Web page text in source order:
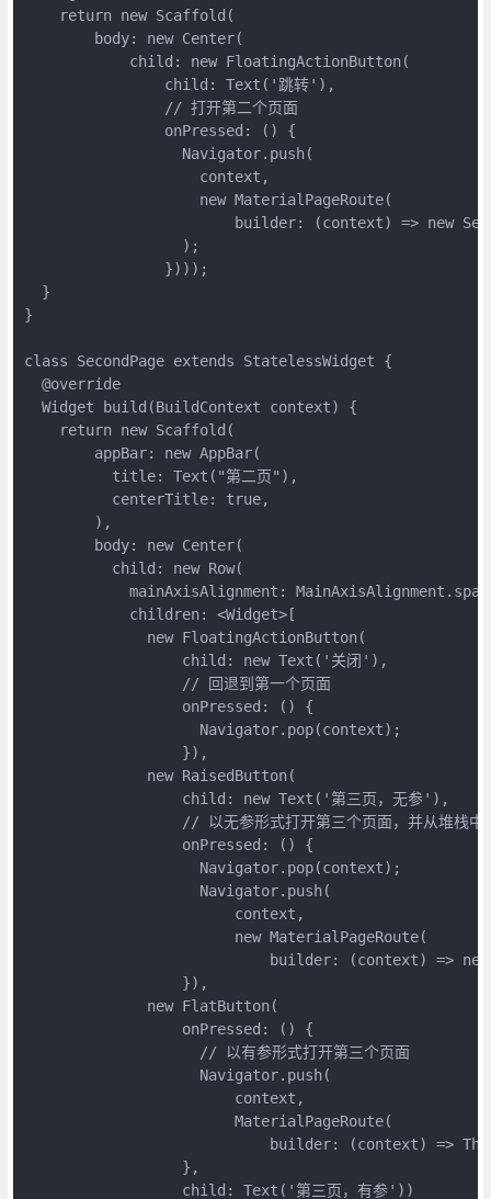
    return new Scaffold(
        body: new Center(
            child: new FloatingActionButton(
                child: Text('跳转'),
                // 打开第二个页面
                onPressed: () {
                  Navigator.push(
                    context,
                    new MaterialPageRoute(
builder: (context) => new
                  );
                })));
  }
}
class SecondPage extends StatelessWidget {
  @override
  Widget build(BuildContext context) {
    return new Scaffold(
        appBar: new AppBar(
          title: Text("第二页"),
          centerTitle: true,
        ),
        body: new Center(
          child: new Row(
mainAxisAlignment:
            children: <Widget>[
              new FloatingActionButton(
                  child: new Text('关闭'),
                  // 回退到第一个页面
                  onPressed: () {
                    Navigator.pop(context);
                  }),
              new RaisedButton(
                  child: new Text('第三页，无参'),
// 以无参形式打开第三个页面，并从堆栈中
                  onPressed: () {
                    Navigator.pop(context);
                    Navigator.push(
                        context,
                        new MaterialPageRoute(
builder: (context) =>
                  }),
              new FlatButton(
                  onPressed: () {
                    // 以有参形式打开第三个页面
                    Navigator.push(
                        context,
                        MaterialPageRoute(
builder: (context) =>
                  },
                  child: Text('第三页，有参'))